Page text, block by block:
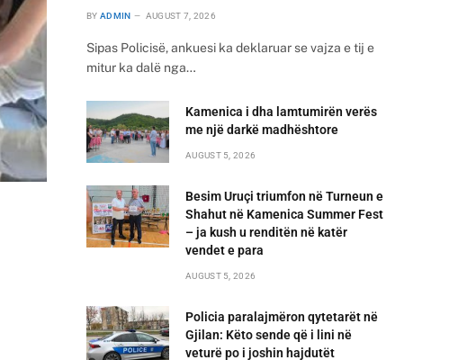
BY ADMIN AUGUST 7, 2026
Sipas Policisë, ankuesi ka deklaruar se vajza e tij e
mitur ka dalë nga…
Kamenica i dha lamtumirën verës
me një darkë madhështore
AUGUST 5, 2026
Besim Uruçi triumfon në Turneun e
Shahut në Kamenica Summer Fest
– ja kush u renditën në katër
vendet e para
AUGUST 5, 2026
Policia paralajmëron qytetarët në
Gjilan: Këto sende që i lini në
veturë po i joshin hajdutët